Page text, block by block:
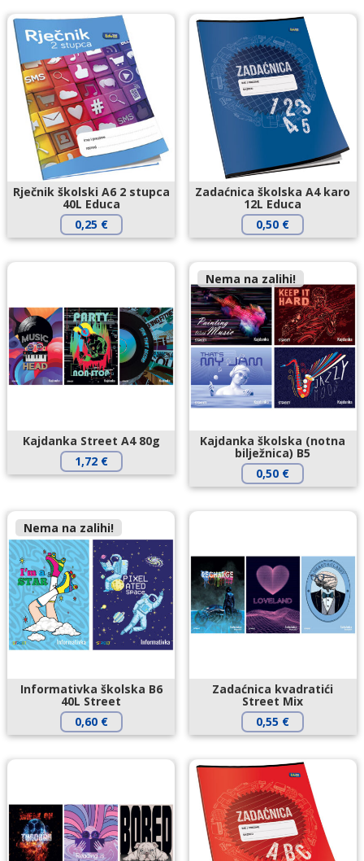
Rječnik školski A6 2 stupca
40L Educa
0,25 €
Zadaćnica školska A4 karo
12L Educa
0,50 €
Kajdanka Street A4 80g
1,72 €
Nema na zalihi!
Kajdanka školska (notna
bilježnica) B5
0,50 €
Nema na zalihi!
Informativka školska B6
40L Street
0,60 €
Zadaćnica kvadratići
Street Mix
0,55 €